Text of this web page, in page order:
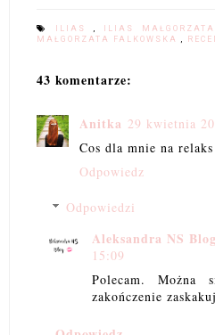
ILIAS , ILIAS
MAŁGORZATA FALKOWSKA ,
43 komentarze:
Anitka 29 kwietnia
Cos dla mnie na
Odpowiedz
Odpowiedzi
Aleksandra NS Blog
15:09
Polecam. Można
zakończenie